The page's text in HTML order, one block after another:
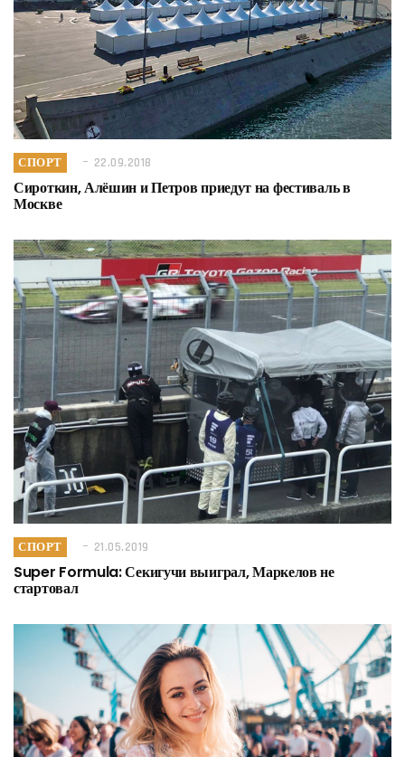
СПОРТ 22.09.2018
Сироткин, Алёшин и Петров приедут на фестиваль в
Москве
СПОРТ 21.05.2019
Super Formula: Секигучи выиграл, Маркелов не
стартовал